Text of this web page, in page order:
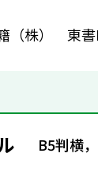
（株） 東書
B5判横